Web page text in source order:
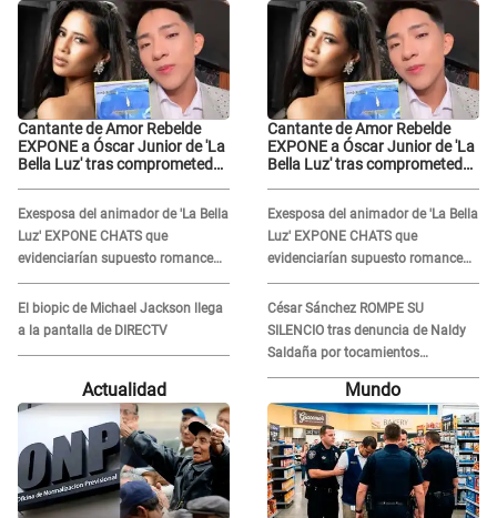
Cantante de Amor Rebelde
EXPONE a Óscar Junior de 'La
Bella Luz' tras comprometedor
"Me hizo sentir incómoda"
Exesposa del animador de 'La Bella
Luz' EXPONE CHATS que
evidenciarían supuesto romance
clandestino con Naldy Saldaña,
pese a tener pareja
El biopic de Michael Jackson llega
a la pantalla de DIRECTV
Cantante de Amor Rebelde
EXPONE a Óscar Junior de 'La
Bella Luz' tras comprometedor
"Me hizo sentir incómoda"
Exesposa del animador de 'La Bella
Luz' EXPONE CHATS que
evidenciarían supuesto romance
clandestino con Naldy Saldaña,
pese a tener pareja
César Sánchez ROMPE SU
SILENCIO tras denuncia de Naldy
Saldaña por tocamientos
indebidos: "Pido respetar la
presunción de inocencia"
Actualidad Mundo